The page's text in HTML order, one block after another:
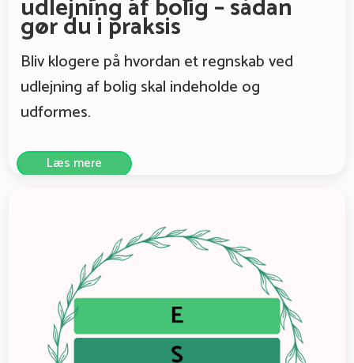
udlejning af bolig – sådan
gør du i praksis
Bliv klogere på hvordan et regnskab ved
udlejning af bolig skal indeholde og
udformes.
Læs mere